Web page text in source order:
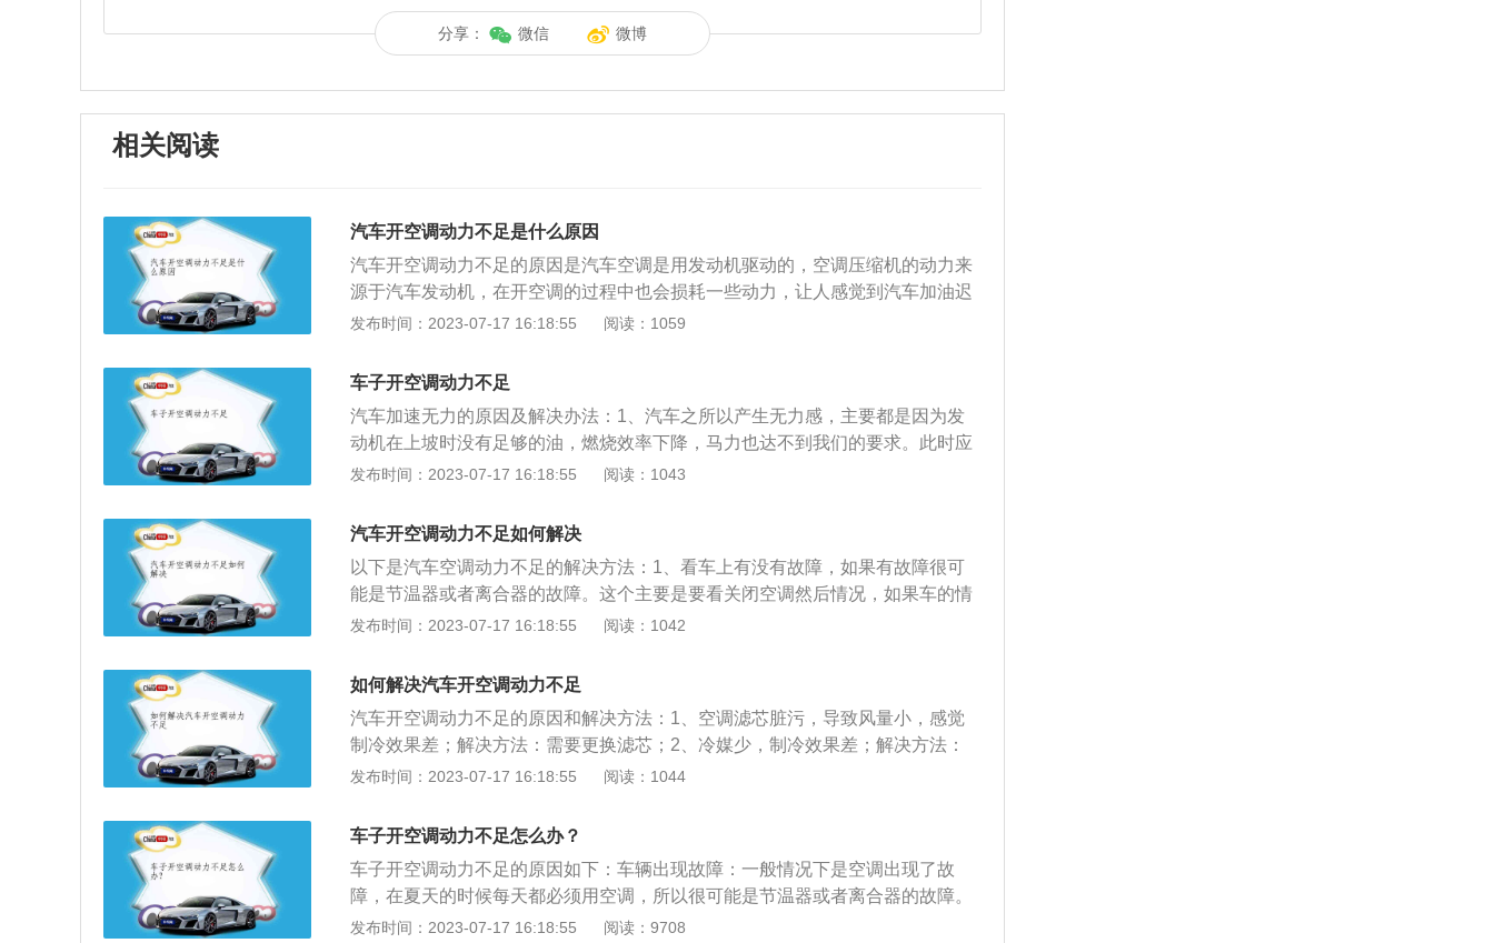
分享： 微信 微博
相关阅读
汽车开空调动力不足是什么原因
汽车开空调动力不足的原因是汽车空调是用发动机驱动的，空调压缩机的动力来
源于汽车发动机，在开空调的过程中也会损耗一些动力，让人感觉到汽车加油迟
缓，动力不足。汽车开空调后动力不足是正常现象，而且车龄越大的车这种现象
燃烧，导致汽车动力不足，在这种情况下只需更换一个新的火花塞。2、发动机
积碳。车辆动力不足的主要原因。当发动机出现积碳时，汽车的油路会被堵塞，
发动机无法正常工作，导致车辆动力不足，需要注意的是，普通汽车每行驶5000
公里就要清洗一次发动机上的积碳。3、低油质。如果加到车上的燃油质量太
低，就不能在发动机里正常燃烧，导致汽车动力不足。在这种情况下，应该更换
这是一种正常的现象。汽车空调的保养事项：1、正确调整空调出风口方向：做
法应该是，开冷气时将出风口向上，开暖气时将出风口向下，因为冷空气会下
沉、热空气会上。2、使用空调时间不宜过久：长时间使用空调会使冷凝器的压
行车前要先通风，再开空调内循环：在当前炎热的夏天，正确的方法应该是先开
空调再熄火：在熄火之后才想起关闭空调这对发动机是有害的，因为这样在车辆
下次启动时，发动机会带着空调的负荷启动，这样的高负荷会损伤发动机。因此
每次停车后应先关闭空调再熄火，而且也应该在车辆启动两三分钟、发动机得到
润滑后，再打开空调。
发布时间：2023-07-17 16:18:55 阅读：1059
车子开空调动力不足
汽车加速无力的原因及解决办法：1、汽车之所以产生无力感，主要都是因为发
动机在上坡时没有足够的油，燃烧效率下降，马力也达不到我们的要求。此时应
该给发动机加油。2、发动机除了需要油，还需要空气，如果空气滤清器、节气
解决办法是清洗更换新的空气滤清器和节气门。3、如果火花塞点火不良，有可
能导致加速无力的问题。此时应该更换新的火花塞。4、如果出现车子没劲的情
况，车子在停下来的时候会感觉方向盘或者车身明显抖动，那么这就表明车子的
发动机至少有一缸运转不正常或者熄火。此时应该检查汽车的电路，看是否短
路，然后及时修复。5、排气系统故障，排气系统故障主要是指排气不畅，一般
疏通排气管和更换三元催化器。6、离合器故障，手动档车型的离合器打滑，会
导致加速时发动机转速升高，而车速不升高的现象。双离合自动变速箱也会有这
样的故障。离合器的故障一般是离合器的垫片磨损，导致螺丝打太紧了，离合器
了7、如果在夏天开着空调，那么小排量车型都会感觉加速吃力，而且油耗明显
烟，那么就是燃烧室、点火系统、气门出现问题，如果排气管冒蓝烟，那么就有
可能是机油跑到燃烧室了，也就是我们说的烧机油。
发布时间：2023-07-17 16:18:55 阅读：1043
汽车开空调动力不足如何解决
以下是汽车空调动力不足的解决方法：1、看车上有没有故障，如果有故障很可
能是节温器或者离合器的故障。这个主要是要看关闭空调然后情况，如果车的情
况比之前好就说明是空调的问题，去专业的修理店检查。2、火花塞，更换火花
好的火花塞不仅能增长火花塞的使用寿命，还能加快动力的输出。3、去除发动
机里面的积碳，一般积碳的情况很容易出现，用不好的汽油都可能造成积碳，只
有经常检查清理，才能使发动机更好的提供动力。
发布时间：2023-07-17 16:18:55 阅读：1042
如何解决汽车开空调动力不足
汽车开空调动力不足的原因和解决方法：1、空调滤芯脏污，导致风量小，感觉
制冷效果差；解决方法：需要更换滤芯；2、冷媒少，制冷效果差；解决方法：
需要检测空调高低压加注冷媒；3、风扇散热效果差，不能对冷凝器有效散热；
空调管路堵塞；解决方法：检测压力发现问题应更换；6、如果加到汽车上的燃
油质量太低，在发动机里就不能正常燃烧，导致汽车动力不足；解决方法：在这
种情况下，应该更换高质量的燃油；7、发动机积碳是车辆动力不足的主要原
因。当发动机发生积碳时，汽车的油路会堵塞，发动机工作不正常，导致车辆动
力不足。解决方法：清洗喷油嘴和火花塞的积碳。
发布时间：2023-07-17 16:18:55 阅读：1044
车子开空调动力不足怎么办？
车子开空调动力不足的原因如下：车辆出现故障：一般情况下是空调出现了故
障，在夏天的时候每天都必须用空调，所以很可能是节温器或者离合器的故障。
火花塞故障：火花塞有很大的作用，不同材料的火花塞能达到的效果不一样，换
发布时间：2023-07-17 16:18:55 阅读：9708